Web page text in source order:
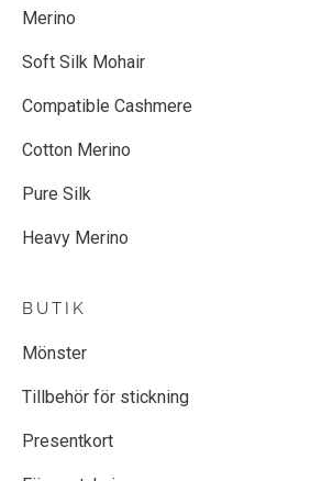
Merino
Soft Silk Mohair
Compatible Cashmere
Cotton Merino
Pure Silk
Heavy Merino
BUTIK
Mönster
Tillbehör för stickning
Presentkort